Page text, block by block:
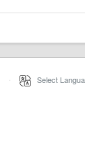
Select